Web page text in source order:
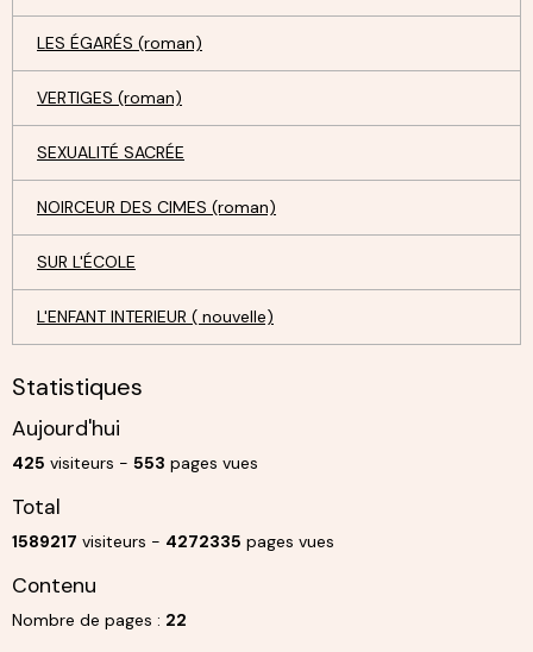
LES ÉGARÉS (roman)
VERTIGES (roman)
SEXUALITÉ SACRÉE
NOIRCEUR DES CIMES (roman)
SUR L'ÉCOLE
L'ENFANT INTERIEUR ( nouvelle)
Statistiques
Aujourd'hui
425 visiteurs - 553 pages vues
Total
1589217 visiteurs - 4272335 pages vues
Contenu
Nombre de pages : 22